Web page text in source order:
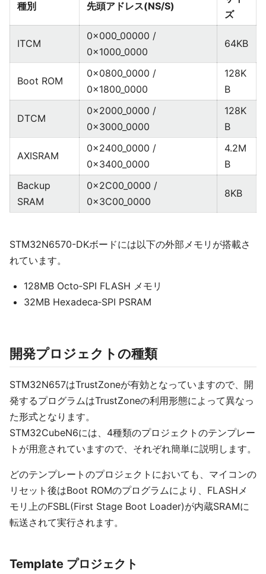
種別 先頭アドレス(NS/S)
ズ
ITCM
0x000_00000 /
0x1000_0000
64KB
Boot ROM
0x0800_0000 /
0x1800_0000
128K
B
DTCM
0x2000_0000 /
0x3000_0000
128K
B
AXISRAM
0x2400_0000 /
0x3400_0000
4.2M
B
Backup
SRAM
0x2C00_0000 /
0x3C00_0000
8KB
STM32N6570-DKボードには以下の外部メモリが搭載さ
れています。
128MB Octo‑SPI FLASH メモリ
32MB Hexadeca‑SPI PSRAM
開発プロジェクトの種類
STM32N657はTrustZoneが有効となっていますので、開
発するプログラムはTrustZoneの利用形態によって異なっ
た形式となります。
STM32CubeN6には、4種類のプロジェクトのテンプレー
トが用意されていますので、それぞれ簡単に説明します。
どのテンプレートのプロジェクトにおいても、マイコンの
リセット後はBoot ROMのプログラムにより、FLASHメ
モリ上のFSBL(First Stage Boot Loader)が内蔵SRAMに
転送されて実行されます。
Template プロジェクト